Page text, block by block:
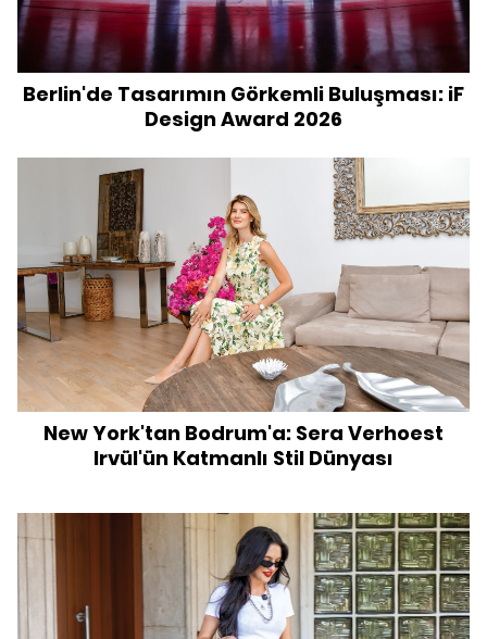
Berlin'de Tasarımın Görkemli Buluşması: iF
Design Award 2026
New York'tan Bodrum'a: Sera Verhoest
Irvül'ün Katmanlı Stil Dünyası